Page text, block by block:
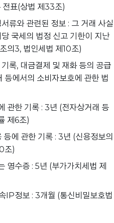
전표(상법 제33조)
류와 관련된 정보 : 그 거래 사실
국세의 법정 신고 기한이 지난
의3, 법인세법 제10조)
록, 대금결제 및 재화 등의 공급
등에서의 소비자보호에 관한 법
관한 기록 : 3년 (전자상거래 등
제6조)
등에 관한 기록 : 3년 (신용정보의
조)
영수증 : 5년 (부가가치세법 제
IP정보 : 3개월 (통신비밀보호법